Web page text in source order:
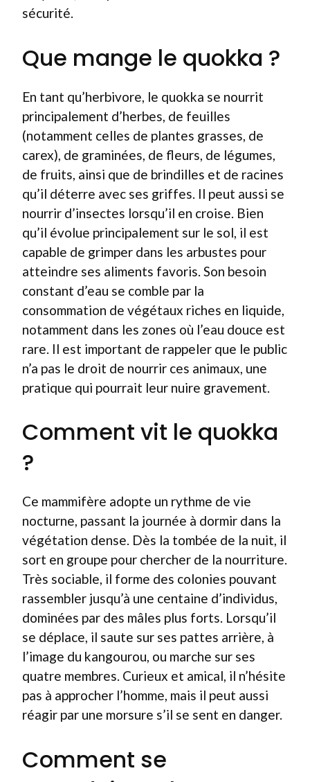
sécurité.
Que mange le quokka ?
En tant qu’herbivore, le quokka se nourrit
principalement d’herbes, de feuilles
(notamment celles de plantes grasses, de
carex), de graminées, de fleurs, de légumes,
de fruits, ainsi que de brindilles et de racines
qu’il déterre avec ses griffes. Il peut aussi se
nourrir d’insectes lorsqu’il en croise. Bien
qu’il évolue principalement sur le sol, il est
capable de grimper dans les arbustes pour
atteindre ses aliments favoris. Son besoin
constant d’eau se comble par la
consommation de végétaux riches en liquide,
notamment dans les zones où l’eau douce est
rare. Il est important de rappeler que le public
n’a pas le droit de nourrir ces animaux, une
pratique qui pourrait leur nuire gravement.
Comment vit le quokka
?
Ce mammifère adopte un rythme de vie
nocturne, passant la journée à dormir dans la
végétation dense. Dès la tombée de la nuit, il
sort en groupe pour chercher de la nourriture.
Très sociable, il forme des colonies pouvant
rassembler jusqu’à une centaine d’individus,
dominées par des mâles plus forts. Lorsqu’il
se déplace, il saute sur ses pattes arrière, à
l’image du kangourou, ou marche sur ses
quatre membres. Curieux et amical, il n’hésite
pas à approcher l’homme, mais il peut aussi
réagir par une morsure s’il se sent en danger.
Comment se